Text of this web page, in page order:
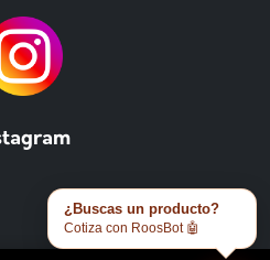
¿Buscas un producto?
Cotiza con RoosBot 🤖